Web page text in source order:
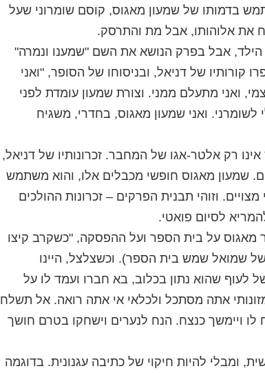
בדמותו של שמעון מאגוס, קוסם שומרוני שעל
את אלוהותו, אבל מת והתרסק.
הילד, אבל בפרק הנושא את השם "שמענו ונמרה"
קורותיו של דניאל, ובניסוחו של הסופר, "ואני
ואני מתעלם ממני. וצורת שמעון עומדת לפני
ואני שמעון מאגוס, בחדרי, משגיח
רק אלטר-אגו של המחבר. זכרונותיו של דניאל,
שמעון מאגוס חופשי מכבלים אלו, והוא משתמש
וזוהי תבנית הפרקים – זכרונות ההולכים
לסיום פואטי.
מאגוס על בית הספר ועל ההפסקה, "כשקרב קיצו
(של שמואל שמש בית הספר). וכשצלצל, היינו
לעוף שהוא נתון בכלוב, בא חברו ועמד לו על
אתה מסתכל ולכלאי אי אתה רואה. אל תשלח
לו ויימשך כנצח. הנח לנערים וישחקו בטרם חושך
ומבלי להיות חיקוי של כתיבה עגנונית. בדוגמה